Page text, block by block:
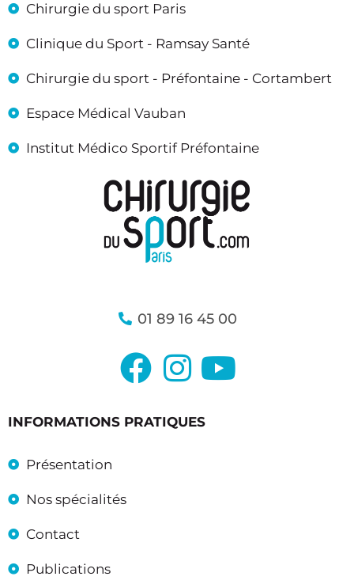
Chirurgie du sport Paris
Clinique du Sport - Ramsay Santé
Chirurgie du sport - Préfontaine - Cortambert
Espace Médical Vauban
Institut Médico Sportif Préfontaine
01 89 16 45 00
INFORMATIONS PRATIQUES
Présentation
Nos spécialités
Contact
Publications